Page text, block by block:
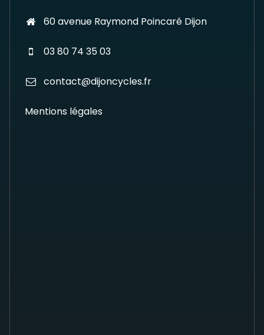
60 avenue Raymond Poincaré Dijon
03 80 74 35 03
contact@dijoncycles.fr
Mentions légales